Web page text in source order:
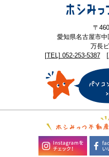
〒
愛知県名古屋市
万長
[TEL] 052-253-5387